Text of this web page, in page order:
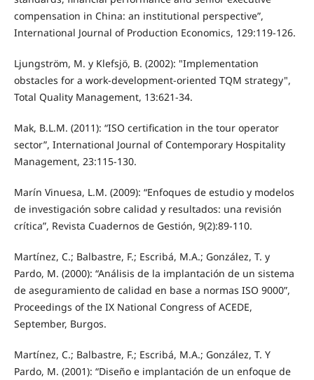
compensation in China: an institutional perspective”,
International Journal of Production Economics, 129:119-126.
Ljungström, M. y Klefsjö, B. (2002): "Implementation
obstacles for a work-development-oriented TQM strategy",
Total Quality Management, 13:621-34.
Mak, B.L.M. (2011): “ISO certification in the tour operator
sector”, International Journal of Contemporary Hospitality
Management, 23:115-130.
Marín Vinuesa, L.M. (2009): “Enfoques de estudio y modelos
de investigación sobre calidad y resultados: una revisión
crítica”, Revista Cuadernos de Gestión, 9(2):89-110.
Martínez, C.; Balbastre, F.; Escribá, M.A.; González, T. y
Pardo, M. (2000): “Análisis de la implantación de un sistema
de aseguramiento de calidad en base a normas ISO 9000”,
Proceedings of the IX National Congress of ACEDE,
September, Burgos.
Martínez, C.; Balbastre, F.; Escribá, M.A.; González, T. Y
Pardo, M. (2001): “Diseño e implantación de un enfoque de